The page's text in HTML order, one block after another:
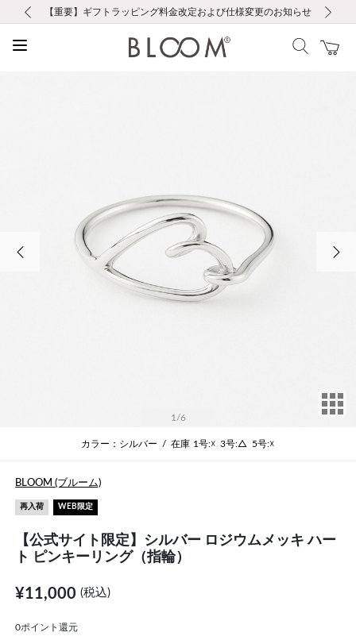
お修理・アフターサービスのご案内
【重要】令和８年熊本地震に伴う集配への影響について
【重要】ギフトラッピング料金改定および仕様変更のお知らせ
【重要】夏季休業の営業についてのご案内
税込5,500円以上で送料無料｜最短24時間以内に発送
新規会員登録で1000ポイントプレゼント！
新規LINE友だち登録で500円クーポンプレゼント
会員限定！レビュー投稿で100ポイントプレゼント
お修理・アフターサービスのご案内
【重要】令和８年熊本地震に伴う集配への影響について
1 /6
カラー：シルバー / 在庫 1号:☓ 3号:△ 5号:☓
BLOOM (ブルーム)
再入荷 WEB限定
【公式サイト限定】シルバー ロジウムメッキ ハー
ト ピンキーリング（指輪）
¥11,000(税込)
0ポイント還元